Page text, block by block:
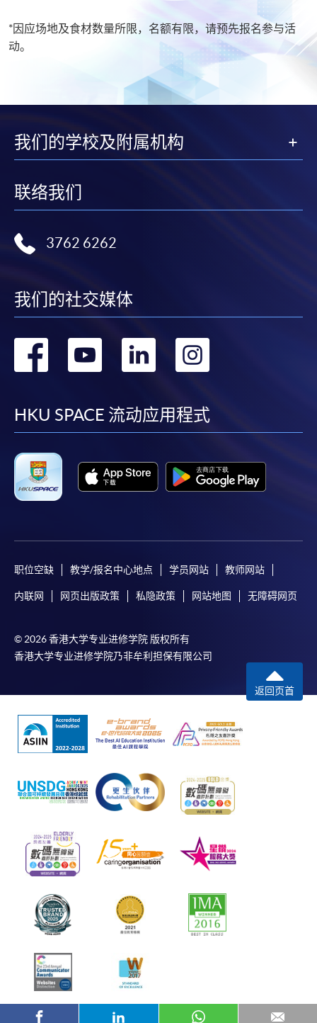
*因应场地及食材数量所限，名额有限，请预先报名参与活
动。
我们的学校及附属机构
联络我们
3762 6262
我们的社交媒体
转
facebook
转
youtube
转
linkedin
转
HKU SPACE 流动应用程式
职位空缺 教学/报名中心地点 学员网站 教师网站
内联网 网页出版政策 私隐政策 网站地图 无障碍网页
© 2026 香港大学专业进修学院 版权所有
香港大学专业进修学院乃非牟利担保有限公司
返回页首